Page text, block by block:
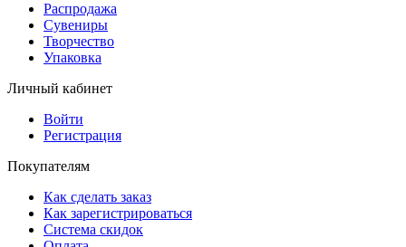
Распродажа
Сувениры
Творчество
Упаковка
Личный кабинет
Войти
Регистрация
Покупателям
Как сделать заказ
Как зарегистрироваться
Система скидок